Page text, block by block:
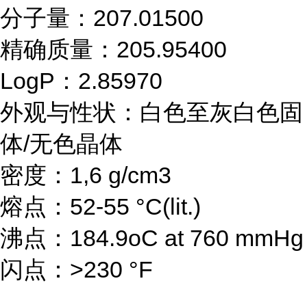
分子量：207.01500
精确质量：205.95400
LogP：2.85970
外观与性状：白色至灰白色固
体/无色晶体
密度：1,6 g/cm3
熔点：52-55 °C(lit.)
沸点：184.9oC at 760 mmHg
闪点：>230 °F